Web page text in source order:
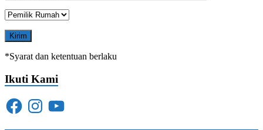
*Syarat dan ketentuan berlaku
Ikuti Kami
FacebookInstagramYouTube